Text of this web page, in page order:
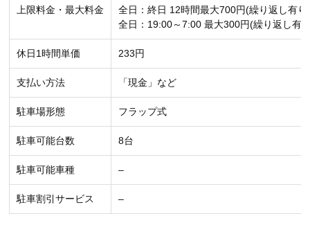
上限料金・最大料金
全日：終日 12時間最大700円(繰り返し有り)
全日：19:00～7:00 最大300円(繰り返し有
休日1時間単価 233円
支払い方法 「現金」など
駐車場形態 フラップ式
駐車可能台数 8台
駐車可能車種 –
駐車割引サービス –